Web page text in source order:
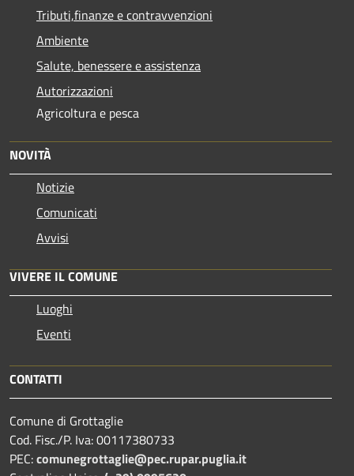
Tributi,finanze e contravvenzioni
Ambiente
Salute, benessere e assistenza
Autorizzazioni
Agricoltura e pesca
NOVITÀ
Notizie
Comunicati
Avvisi
VIVERE IL COMUNE
Luoghi
Eventi
CONTATTI
Comune di Grottaglie
Cod. Fisc./P. Iva: 00117380733
PEC:comunegrottaglie@pec.rupar.puglia.it